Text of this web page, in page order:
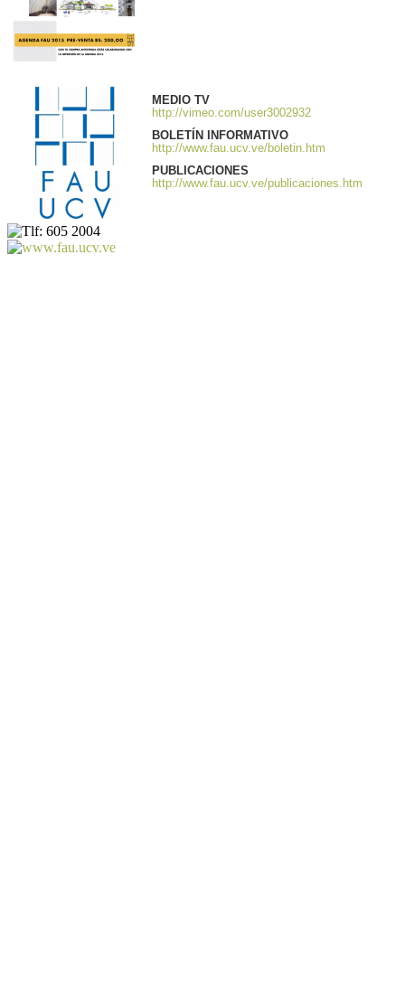
MEDIO TV
http://vimeo.com/user3002932
BOLETÍN INFORMATIVO
http://www.fau.ucv.ve/boletin.htm
PUBLICACIONES
http://www.fau.ucv.ve/publicaciones.htm